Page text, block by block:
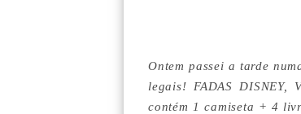
Ontem passei a tarde
legais! FADAS DISNEY,
contém 1 camiseta + 4